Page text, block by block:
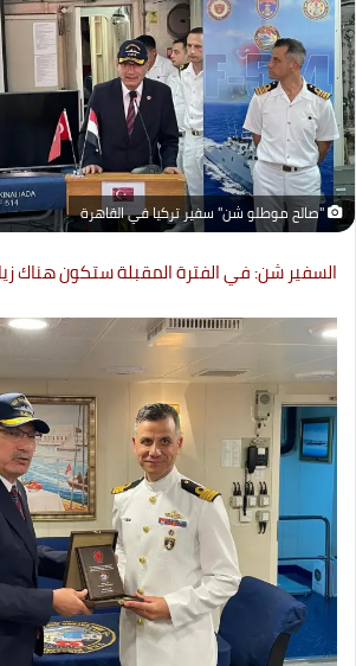
"صالح موطلو شن" سفير تركيا في القاهرة
السفير شن: في الفترة المقبلة ستكون هناك